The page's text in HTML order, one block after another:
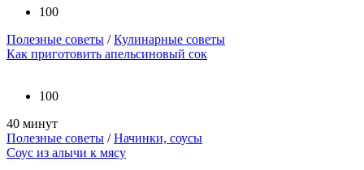
100
Полезные советы /Кулинарные советы
Как приготовить апельсиновый сок
100
40 минут
Полезные советы /Начинки, соусы
Соус из алычи к мясу